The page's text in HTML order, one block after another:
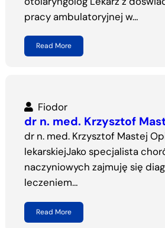
pracy ambulatoryjnej w…
Read More
Fiodor
dr n. med. Krzysztof
dr n. med. Krzysztof Mastej
lekarskiejJako specjalista
naczyniowych zajmuję się
leczeniem…
Read More